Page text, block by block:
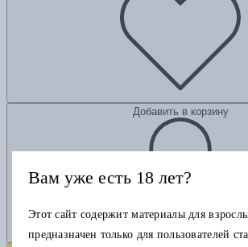
Добавить в корзину
Вам уже есть 18 лет?
Этот сайт содержит материалы для
предназначен только для пользователей